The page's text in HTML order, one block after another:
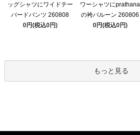
ッグシャツにワイドテー
パードパンツ 260808
0円(税込0円)
ワーシャツにprathana
の袴バルーン 260806
0円(税込0円)
もっと見る